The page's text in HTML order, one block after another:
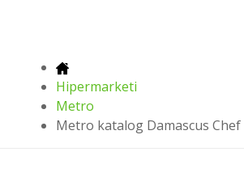
Hipermarketi
Metro
Metro katalog Damascus Chef